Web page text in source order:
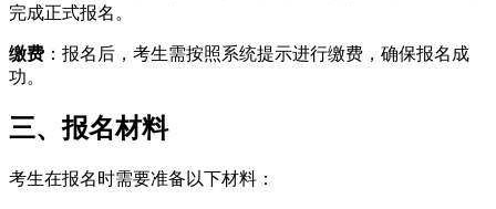
完成正式报名。
缴费 ：报名后，考生需按照系统提示进行缴费，确保报名成
功。
三、报名材料
考生在报名时需要准备以下材料：